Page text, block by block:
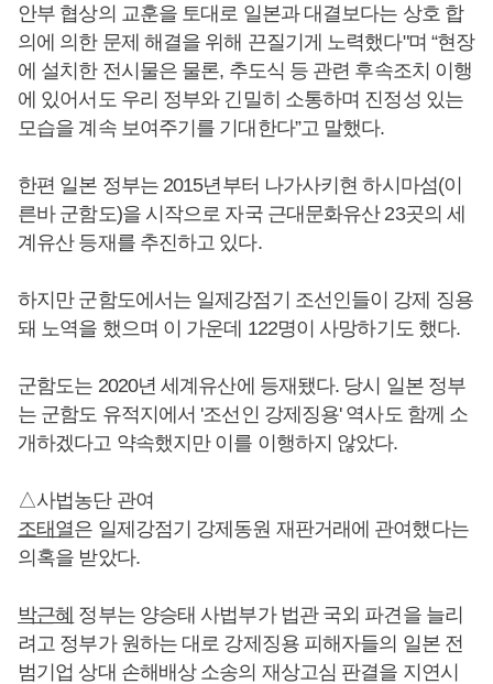
안부 협상의 교훈을 토대로 일본과 대결보다는 상호 합
의에 의한 문제 해결을 위해 끈질기게 노력했다"며 “현장
에 설치한 전시물은 물론, 추도식 등 관련 후속조치 이행
에 있어서도 우리 정부와 긴밀히 소통하며 진정성 있는
모습을 계속 보여주기를 기대한다”고 말했다.
한편 일본 정부는 2015년부터 나가사키현 하시마섬(이
른바 군함도)을 시작으로 자국 근대문화유산 23곳의 세
계유산 등재를 추진하고 있다.
하지만 군함도에서는 일제강점기 조선인들이 강제 징용
돼 노역을 했으며 이 가운데 122명이 사망하기도 했다.
군함도는 2020년 세계유산에 등재됐다. 당시 일본 정부
는 군함도 유적지에서 '조선인 강제징용' 역사도 함께 소
개하겠다고 약속했지만 이를 이행하지 않았다.
△사법농단 관여
조태열은 일제강점기 강제동원 재판거래에 관여했다는
의혹을 받았다.
박근혜 정부는 양승태 사법부가 법관 국외 파견을 늘리
려고 정부가 원하는 대로 강제징용 피해자들의 일본 전
범기업 상대 손해배상 소송의 재상고심 판결을 지연시